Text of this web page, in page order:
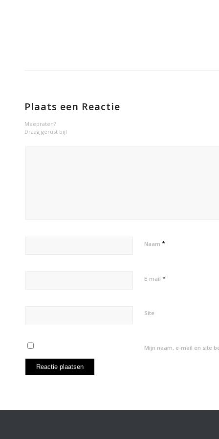
Plaats een Reactie
Meepraten?
Draag gerust bij!
Naam *
E-mail *
Site
Mijn naam, e-mail en site